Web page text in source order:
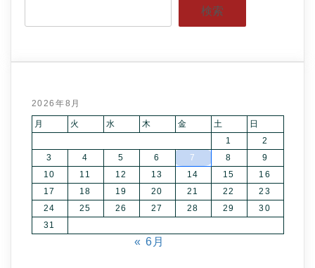
検索
2026年8月
月 火 水 木 金 土
日
1
2
3
4 5 6 7 8
9
10
11 12 13 14 15
16
17
18 19 20 21 22
23
24
25 26 27 28 29
30
31
« 6月